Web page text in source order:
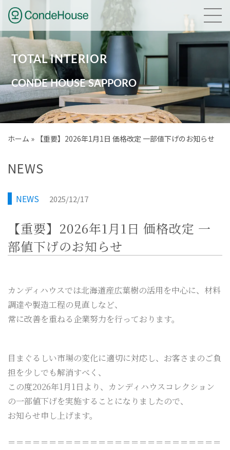
HOME
NEWS
GALLERY
BRAND
COMPANY
ACCESS
CONTACT
BLOG
カタログ請求はこちら
TOTAL INTERIOR
CONDE HOUSE SAPPORO
ホーム » 【重要】2026年1月1日 価格改定 一部値下げのお知らせ
NEWS
NEWS 2025/12/17
【重要】2026年1月1日 価格改定 一
部値下げのお知らせ
カンディハウスでは北海道産広葉樹の活用を中心に、材料
調達や製造工程の見直しなど、
常に改善を重ねる企業努力を行っております。
目まぐるしい市場の変化に適切に対応し、お客さまのご負
担を少しでも解消すべく、
この度2026年1月1日より、カンディハウスコレクション
の一部値下げを実施することになりましたので、
お知らせ申し上げます。
＝＝＝＝＝＝＝＝＝＝＝＝＝＝＝＝＝＝＝＝＝＝＝＝＝＝